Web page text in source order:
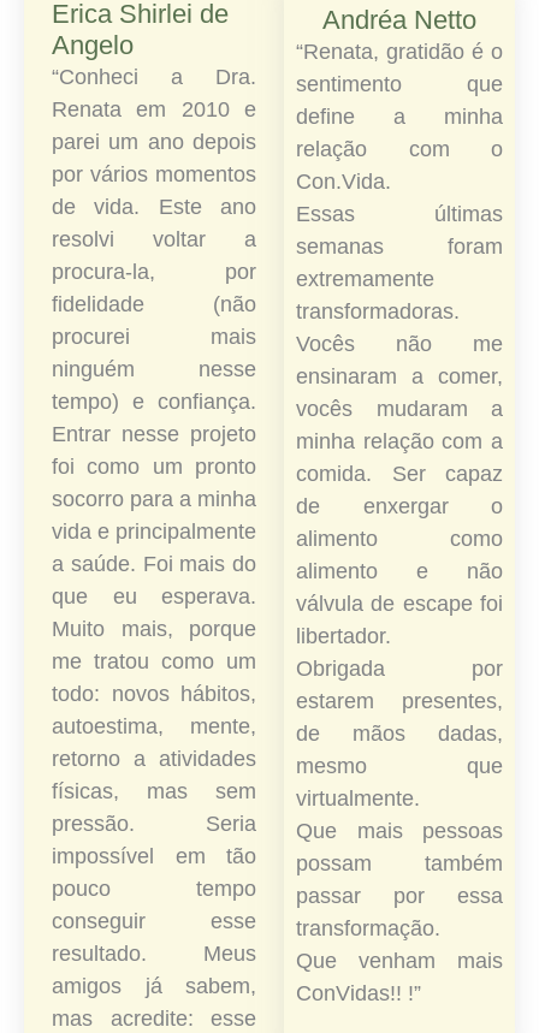
Erica Shirlei de
Angelo
“Conheci a Dra.
Renata em 2010 e
parei um ano depois
por vários momentos
de vida. Este ano
resolvi voltar a
procura-la, por
fidelidade (não
procurei mais
ninguém nesse
tempo) e confiança.
Entrar nesse projeto
foi como um pronto
socorro para a minha
vida e principalmente
a saúde. Foi mais do
que eu esperava.
Muito mais, porque
me tratou como um
todo: novos hábitos,
autoestima, mente,
retorno a atividades
físicas, mas sem
pressão. Seria
impossível em tão
pouco tempo
conseguir esse
resultado. Meus
amigos já sabem,
mas acredite: esse
Andréa Netto
“Renata, gratidão é o
sentimento que
define a minha
relação com o
Con.Vida.
Essas últimas
semanas foram
extremamente
transformadoras.
Vocês não me
ensinaram a comer,
vocês mudaram a
minha relação com a
comida. Ser capaz
de enxergar o
alimento como
alimento e não
válvula de escape foi
libertador.
Obrigada por
estarem presentes,
de mãos dadas,
mesmo que
virtualmente.
Que mais pessoas
possam também
passar por essa
transformação.
Que venham mais
ConVidas!! !”